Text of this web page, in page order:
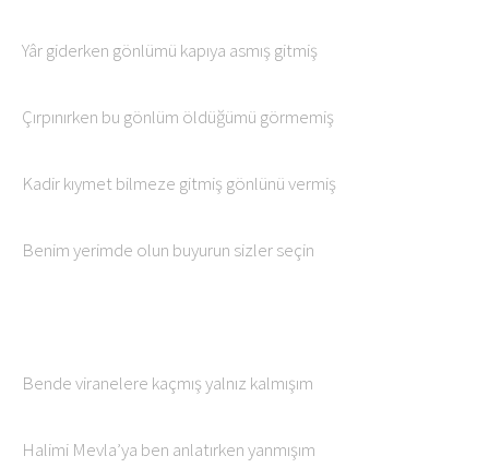
Yâr giderken gönlümü kapıya asmış gitmiş
Çırpınırken bu gönlüm öldüğümü görmemiş
Kadir kıymet bilmeze gitmiş gönlünü vermiş
Benim yerimde olun buyurun sizler seçin
Bende viranelere kaçmış yalnız kalmışım
Halimi Mevla’ya ben anlatırken yanmışım